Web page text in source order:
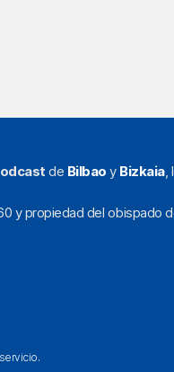
de Bilbao y Bizkaia,
y propiedad del obispado
.